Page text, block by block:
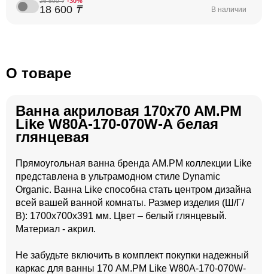
В наличии
18 600 ₸
О товаре
Ванна акриловая 170x70 AM.PM
Like W80A-170-070W-A белая
глянцевая
Прямоугольная ванна бренда AM.PM коллекции Like
представлена в ультрамодном стиле Dynamic
Organic. Ванна Like способна стать центром дизайна
всей вашей ванной комнаты. Размер изделия (Ш/Г/
В): 1700x700x391 мм. Цвет – белый глянцевый.
Материал - акрил.
Не забудьте включить в комплект покупки надежный
каркас для ванны 170 AM.PM Like W80A-170-070W-